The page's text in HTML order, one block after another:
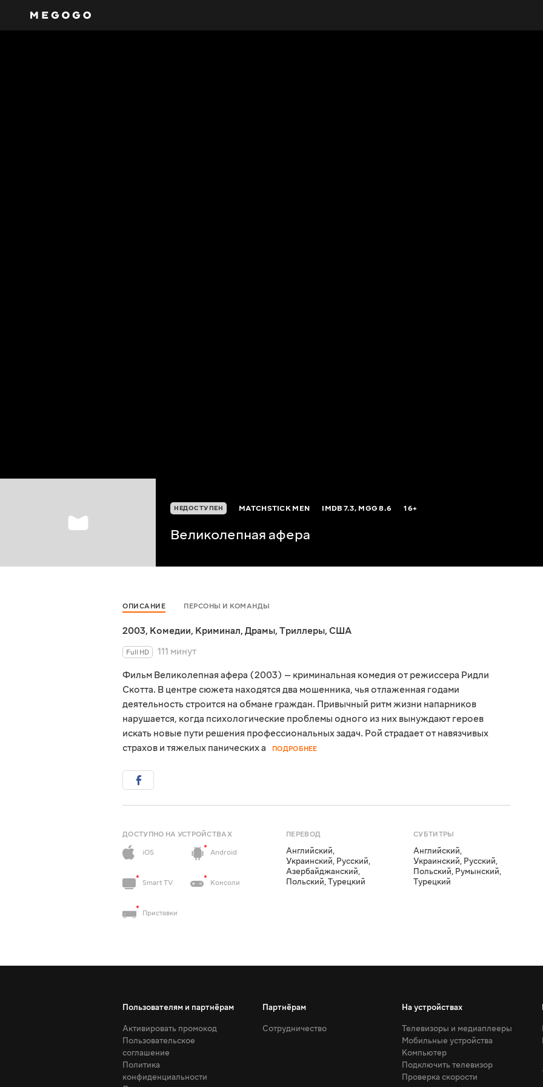
НЕДОСТУПЕН MATCHSTICK MEN IMDB7.3, MGG8.6 16+
Великолепная афера
ОПИСАНИЕ ПЕРСОНЫ И КОМАНДЫ
2003, Комедии, Криминал, Драмы, Триллеры, США
Full HD
111 минут
Фильм Великолепная афера (2003) — криминальная комедия от режиссера Ридли
Скотта. В центре сюжета находятся два мошенника, чья отлаженная годами
деятельность строится на обмане граждан. Привычный ритм жизни напарников
нарушается, когда психологические проблемы одного из них вынуждают героев
искать новые пути решения профессиональных задач. Рой страдает от навязчивых
страхов и тяжелых панических а
ПОДРОБНЕЕ
ДОСТУПНО НА УСТРОЙСТВАХ
iOS
Android
Smart TV Консоли
Приставки
ПЕРЕВОД
Английский,
Украинский, Русский,
Азербайджанский,
Польский,Турецкий
СУБТИТРЫ
Английский,
Украинский, Русский,
Польский, Румынский,
Турецкий
Пользователям и партнёрам
Активировать промокод
Пользовательское
соглашение
Политика
конфиденциальности
Партнёрам
Сотрудничество
На устройствах
Телевизоры и медиаплееры
Мобильные устройства
Компьютер
Подключить телевизор
Проверка скорости